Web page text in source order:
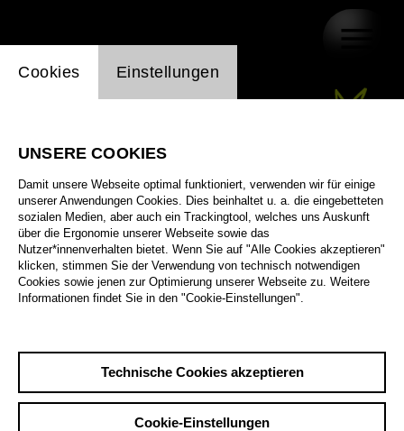
Einstellung Website Cookie
Cookies Einstellungen
UNSERE COOKIES
Damit unsere Webseite optimal funktioniert, verwenden wir für einige
unserer Anwendungen Cookies. Dies beinhaltet u. a. die eingebetteten
sozialen Medien, aber auch ein Trackingtool, welches uns Auskunft
über die Ergonomie unserer Webseite sowie das
Nutzer*innenverhalten bietet. Wenn Sie auf "Alle Cookies akzeptieren"
klicken, stimmen Sie der Verwendung von technisch notwendigen
Cookies sowie jenen zur Optimierung unserer Webseite zu. Weitere
Informationen findet Sie in den "Cookie-Einstellungen".
Technische Cookies akzeptieren
Cookie-Einstellungen